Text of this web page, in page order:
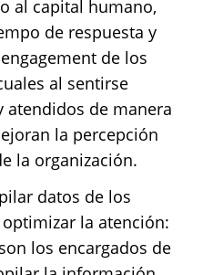
al capital humano,
de respuesta y
de los
al sentirse
atendidos de manera
la percepción
la organización.
datos de los
la atención:
los encargados de